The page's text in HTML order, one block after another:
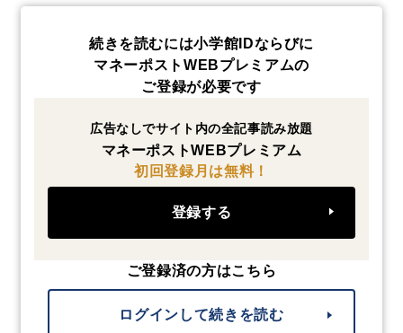
続きを読むには小学館IDならびに
マネーポストWEBプレミアムの
ご登録が必要です
広告なしでサイト内の全記事読み放題
マネーポストWEBプレミアム
初回登録月は無料！
登録する
ご登録済の方はこちら
ログインして続きを読む